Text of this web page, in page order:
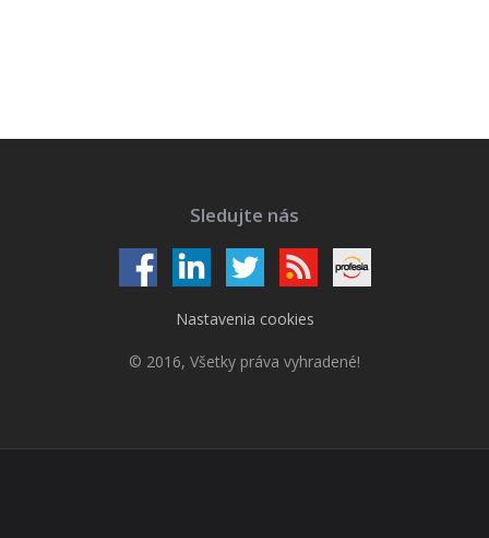
Sledujte nás
Nastavenia cookies
© 2016, Všetky práva vyhradené!